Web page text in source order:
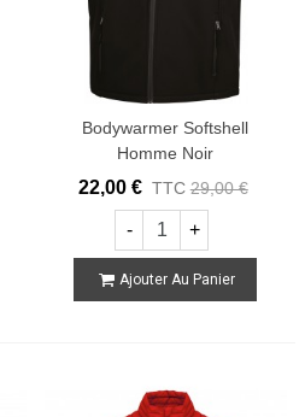
Bodywarmer Softshell
Homme Noir
22,00 € TTC 29,00 €
- +
Ajouter Au Panier